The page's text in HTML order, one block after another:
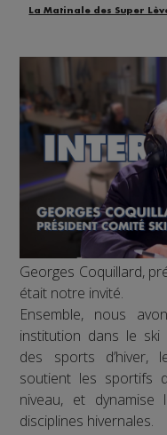
La Matinale des Super
Georges Coquillard,
était notre invité.
Ensemble, nous
institution dans le ski
des sports d’hiver,
soutient les sportifs
niveau, et
disciplines hivernales.